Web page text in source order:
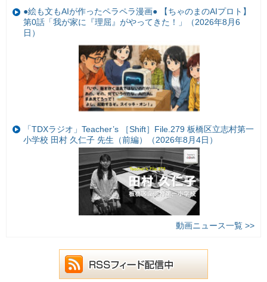
●絵も文もAIが作ったペラペラ漫画● 【ちゃのまのAIプロト】
第0話「我が家に『理屈』がやってきた！」（2026年8月6
日）
「TDXラジオ」Teacher’s ［Shift］File.279 板橋区立志村第一
小学校 田村 久仁子 先生（前編）（2026年8月4日）
動画ニュース一覧 >>